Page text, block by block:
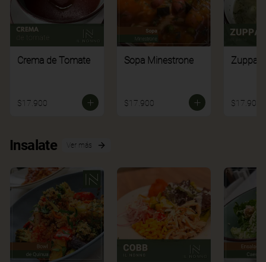
Crema de Tomate
$17.900
Sopa Minestrone
$17.900
Zuppa
$17.900
Insalate Ver más